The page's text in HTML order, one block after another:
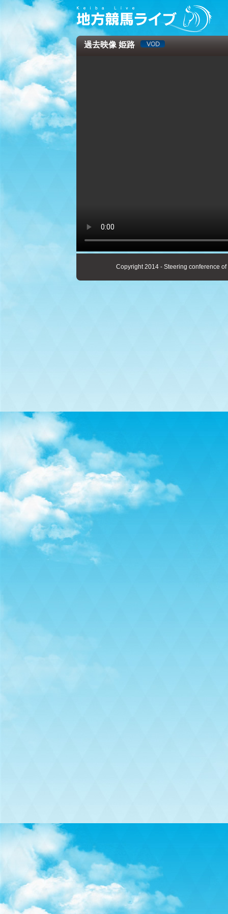
過去映像 姫路
Copyright 2014 - Steering conference